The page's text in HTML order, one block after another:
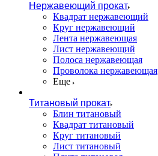
Нержавеющий прокат
Квадрат нержавеющий
Круг нержавеющий
Лента нержавеющая
Лист нержавеющий
Полоса нержавеющая
Проволока нержавеющая
Еще
Титановый прокат
Блин титановый
Квадрат титановый
Круг титановый
Лист титановый